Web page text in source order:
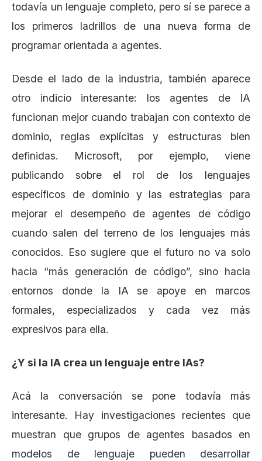
todavía un lenguaje completo, pero sí se parece a
los primeros ladrillos de una nueva forma de
programar orientada a agentes.
Desde el lado de la industria, también aparece
otro indicio interesante: los agentes de IA
funcionan mejor cuando trabajan con contexto de
dominio, reglas explícitas y estructuras bien
definidas. Microsoft, por ejemplo, viene
publicando sobre el rol de los lenguajes
específicos de dominio y las estrategias para
mejorar el desempeño de agentes de código
cuando salen del terreno de los lenguajes más
conocidos. Eso sugiere que el futuro no va solo
hacia “más generación de código”, sino hacia
entornos donde la IA se apoye en marcos
formales, especializados y cada vez más
expresivos para ella.
¿Y si la IA crea un lenguaje entre IAs?
Acá la conversación se pone todavía más
interesante. Hay investigaciones recientes que
muestran que grupos de agentes basados en
modelos de lenguaje pueden desarrollar